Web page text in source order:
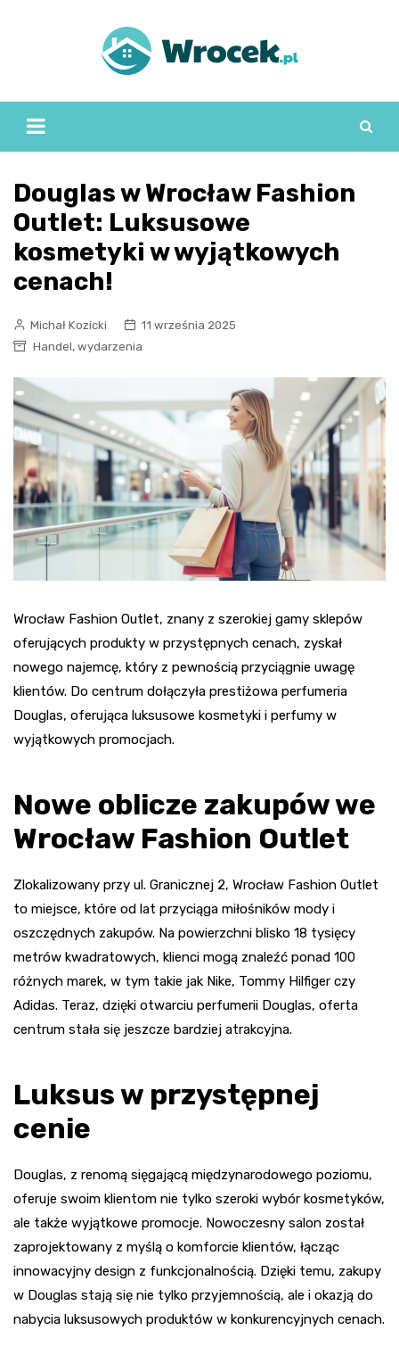
Douglas w Wrocław Fashion
Outlet: Luksusowe
kosmetyki w wyjątkowych
cenach!
Michał Kozicki
11 września 2025
Handel, wydarzenia
Wrocław Fashion Outlet, znany z szerokiej gamy sklepów
oferujących produkty w przystępnych cenach, zyskał
nowego najemcę, który z pewnością przyciągnie uwagę
klientów. Do centrum dołączyła prestiżowa perfumeria
Douglas, oferująca luksusowe kosmetyki i perfumy w
wyjątkowych promocjach.
Nowe oblicze zakupów we
Wrocław Fashion Outlet
Zlokalizowany przy ul. Granicznej 2, Wrocław Fashion Outlet
to miejsce, które od lat przyciąga miłośników mody i
oszczędnych zakupów. Na powierzchni blisko 18 tysięcy
metrów kwadratowych, klienci mogą znaleźć ponad 100
różnych marek, w tym takie jak Nike, Tommy Hilfiger czy
Adidas. Teraz, dzięki otwarciu perfumerii Douglas, oferta
centrum stała się jeszcze bardziej atrakcyjna.
Luksus w przystępnej
cenie
Douglas, z renomą sięgającą międzynarodowego poziomu,
oferuje swoim klientom nie tylko szeroki wybór kosmetyków,
ale także wyjątkowe promocje. Nowoczesny salon został
zaprojektowany z myślą o komforcie klientów, łącząc
innowacyjny design z funkcjonalnością. Dzięki temu, zakupy
w Douglas stają się nie tylko przyjemnością, ale i okazją do
nabycia luksusowych produktów w konkurencyjnych cenach.